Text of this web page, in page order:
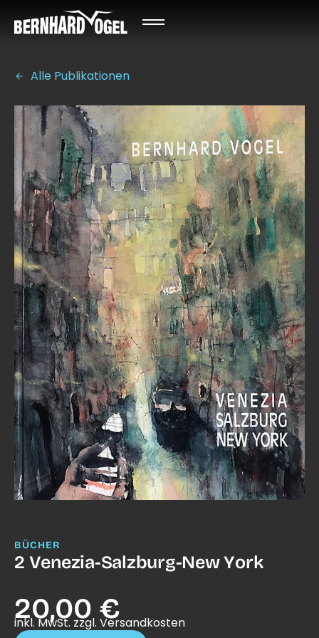
Alle Publikationen
BÜCHER
2 Venezia-Salzburg-New York
20,00 €
inkl. MwSt. zzgl. Versandkosten